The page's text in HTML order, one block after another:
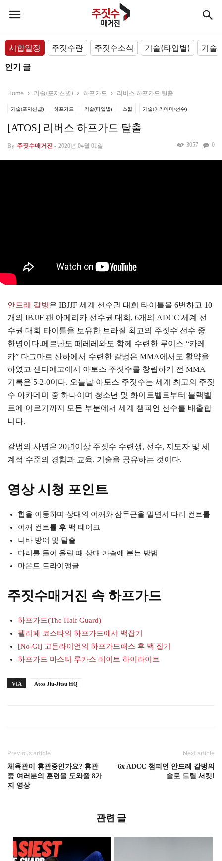
시합일정 주짓수란 주짓수소식 기술(타입별)
기술
인기 글
Home 기술(포지션별) 하프가드 리버스 하프가드 탈출
기술(포지션별) 하프가드 기술(타입별) 스윕 기술(아카데미/선수)
[ATOS] 리버스 하프가드 탈출
By 주짓수매거진 - 2020년 04월 01일 0
3057
안드레 갈벙은 IBJJF 세계 선수권 대회 타이틀을 6번하고 10
개의 IBJJF 팬 아메리카 선수권 대회, 6개의 ADCC 세계 선
수권 대회 타이틀을 보유한 브라질 최고의 주짓수 선수 중
한명이다.페르난도 떼레레와도 함께 수련한 루이스 “카레
카” 다그마르 산하에서 수련한 갈벙은 MMA에서도 활약을
하였고 샌디에고에서 아토스 주짓수를 창립하기 전 MMA
기록은 5-2-0이다. 오늘날 아토스 주짓수는 세계 최고의 주짓
수 아카데미 중 하나이며 청소년 및 화이트벨트부터 블랙벨
트에 이르기까지 모든 부분에서 세계 챔피언 선수를 배출합
니다.
갈벙의 사명은 20년이상 주짓수 수련생, 선수, 지도자 및 세
계적 수준의 경험과 교육, 기술을 공유하는 것이다.
영상 시청 포인트
힙을 이동하며 상대의 어깨와 삼두근을 밀면서 다리 컨트롤
어깨 컨트롤 후 백 테이크
니바 방어 및 탈출
다리를 들어 올릴 때 상대 가슴에 붙는 방법
마운트 트라이앵글
주짓수매거진 속 하프가드
하프가드(The Half Guard)
펠리페 코스타의 하프가드에서 백잡기
[No-Gi] 고든라이언의 하프가드패스 후 백 잡기
하프가드 마스터 루카스 레이트 하이라이트
VIA Atos Jiu-Jitsu HQ
Previous article
체육관이 휴관중인가요? 휴관
중 여러분의 훈련을 도와줄 8가
지 영상
Next article
6x ADCC 챔피언 안드레 갈벙의
솔로 드릴 서킷!
관련 글